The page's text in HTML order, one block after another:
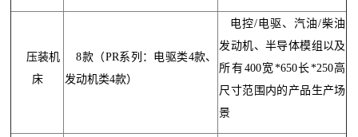
压装机
床
8款（PR系列：电驱类4款、
发动机类4款）
电控/电驱、汽油/柴油
发动机、半导体模组以及
所有400宽*650长*250高
尺寸范围内的产品生产场
景